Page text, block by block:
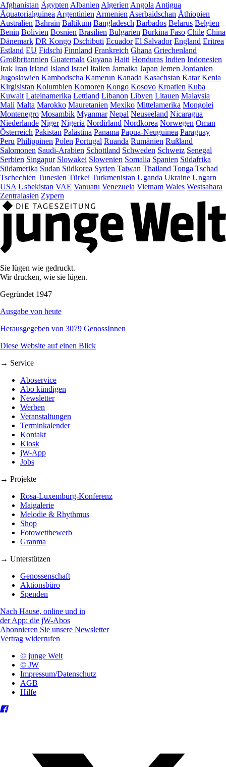
Afghanistan ÄgyptenAlbanienAlgerienAngolaAntigua
ÄquatorialguineaArgentinienArmenienAserbaidschan Äthiopien
Australien Bahrain Baltikum Bangladesch Barbados Belarus Belgien
Benin Bolivien Bosnien Brasilien Bulgarien Burkina Faso Chile China
Dänemark DR Kongo Dschibuti Ecuador El Salvador England Eritrea
Estland EU Fidschi Finnland Frankreich Ghana Griechenland
Großbritannien Guatemala Guyana Haiti Honduras Indien Indonesien
Irak Iran Irland Island Israel Italien Jamaika Japan Jemen Jordanien
Jugoslawien Kambodscha Kamerun Kanada Kasachstan Katar Kenia
Kirgisistan Kolumbien Komoren Kongo Kosovo Kroatien Kuba
Kuwait Lateinamerika Lettland Libanon Libyen Litauen Malaysia
Mali Malta Marokko Mauretanien Mexiko Mittelamerika Mongolei
Montenegro Mosambik Myanmar Nepal Neuseeland Nicaragua
Niederlande Niger Nigeria Nordirland Nordkorea Norwegen Oman
Österreich Pakistan Palästina Panama Papua-Neuguinea Paraguay
Peru Philippinen Polen Portugal Ruanda Rumänien Rußland
Salomonen Saudi-Arabien Schottland Schweden Schweiz Senegal
Serbien Singapur Slowakei Slowenien Somalia Spanien Südafrika
Südamerika Sudan Südkorea Syrien Taiwan Thailand Tonga Tschad
Tschechien Tunesien Türkei Turkmenistan Uganda Ukraine Ungarn
USA Usbekistan VAE Vanuatu Venezuela Vietnam Wales Westsahara
Zentralasien Zypern
Sie lügen wie gedruckt.
Wir drucken, wie sie lügen.
Gegründet 1947
Ausgabe von heute
Herausgegeben von 3079 GenossInnen
Diese Website auf einen Blick
→ Service
Aboservice
Abo kündigen
Newsletter
Werben
Veranstaltungen
Terminkalender
Kontakt
Kiosk
jW-App
Jobs
→ Projekte
Rosa-Luxemburg-Konferenz
Maigalerie
Melodie & Rhythmus
Shop
Fotowettbewerb
Granma
→ Unterstützen
Genossenschaft
Aktionsbüro
Spenden
Nach Hause, online und in
der App: die jW-Abos
Abonnieren Sie unsere Newsletter
Vertrag widerrufen
© junge Welt
© JW
Impressum/Datenschutz
AGB
Hilfe